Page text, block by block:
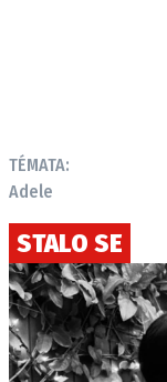
TÉMATA:
Adele
STALO SE